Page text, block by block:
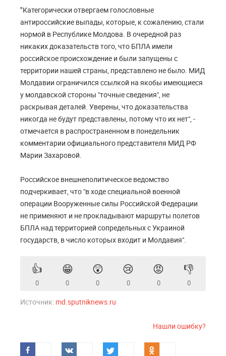
"Категорически отвергаем голословные
антироссийские выпады, которые, к сожалению, стали
нормой в Республике Молдова. В очередной раз
никаких доказательств того, что БПЛА имели
российское происхождение и были запущены с
территории нашей страны, представлено не было. МИД
Молдавии ограничился ссылкой на якобы имеющиеся
у молдавской стороны "точные сведения", не
раскрывая деталей. Уверены, что доказательства
никогда не будут представлены, потому что их нет", -
отмечается в распространенном в понедельник
комментарии официального представителя МИД РФ
Марии Захаровой.
Российское внешнеполитическое ведомство
подчеркивает, что "в ходе специальной военной
операции Вооруженные силы Российской Федерации
не применяют и не прокладывают маршруты полетов
БПЛА над территорией сопредельных с Украиной
государств, в число которых входит и Молдавия".
👍
0
😁
0
😲
0
😢
0
😡
0
👎
0
Источник: md.sputniknews.ru
Нашли ошибку?